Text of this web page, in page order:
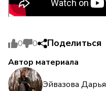
0 0 Поделиться
Автор материала
Эйвазова Дарья